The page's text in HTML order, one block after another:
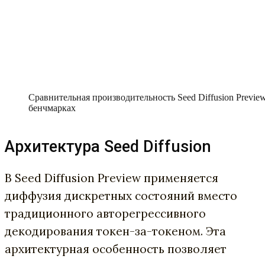
Сравнительная производительность Seed Diffusion
бенчмарках
Архитектура Seed Diffusion
В Seed Diffusion Preview применяется
диффузия дискретных состояний вместо
традиционного авторегрессивного
декодирования токен-за-токеном. Эта
архитектурная особенность позволяет